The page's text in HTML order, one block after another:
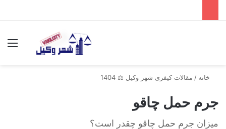
خانه / مقالات کیفری شهر وکیل ⚖️ 1404
جرم حمل چاقو
میزان جرم حمل چاقو چقدر است؟